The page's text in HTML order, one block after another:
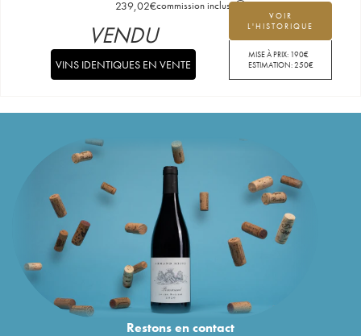
239,02€commission incluse
VOIR
L'HISTORIQUE
MISE À PRIX: 190€
ESTIMATION:250€
VENDU
VINS IDENTIQUES EN VENTE
Restons encontact